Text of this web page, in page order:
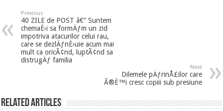
Previous
40 ZILE de POST â€“ Suntem
chemaÈ›i sa formÄƒm un zid
impotriva atacurilor celui rau,
care se dezlÄƒnÈ›uie acum mai
mult ca oricÃ¢nd, luptÃ¢nd sa
distrugÄƒ familia
Next
Dilemele pÄƒrinÅ£ilor care
Ã®È™i cresc copiii sub presiune
Related Articles